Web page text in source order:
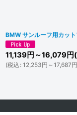
BMW サンルーフ用カッ
11,139 円 ～16,079 円
(税込 : 12,253円 ～17,687円